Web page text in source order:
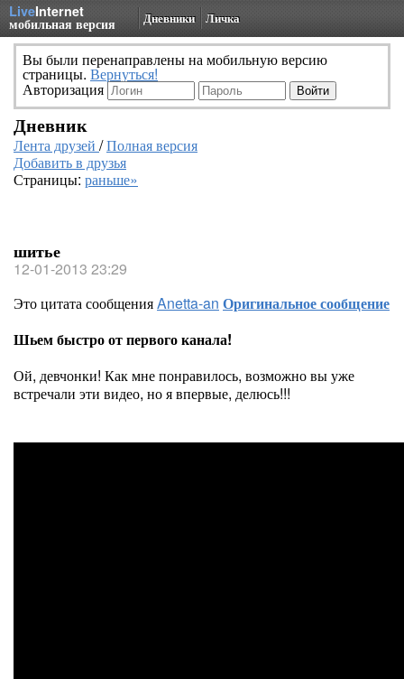
LiveInternet
мобильная версия Дневники Личка
Вы были перенаправлены на мобильную версию
страницы. Вернуться!
Авторизация
Дневник
Лента друзей /Полная версия
Добавить в друзья
Страницы: раньше»
шитье
12-01-2013 23:29
Это цитата сообщенияAnetta-an Оригинальное сообщение
Шьем быстро от первого канала!
Ой, девчонки! Как мне понравилось, возможно вы уже
встречали эти видео, но я впервые, делюсь!!!